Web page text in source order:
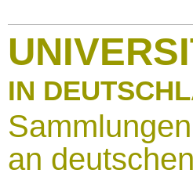
IN
an